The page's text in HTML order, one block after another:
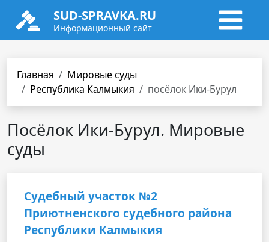
SUD-SPRAVKA.RU
Информационный сайт
Главная
Мировые суды
Республика Калмыкия
посёлок Ики-Бурул
Посёлок Ики-Бурул. Мировые
суды
Судебный участок №2
Приютненского судебного района
Республики Калмыкия